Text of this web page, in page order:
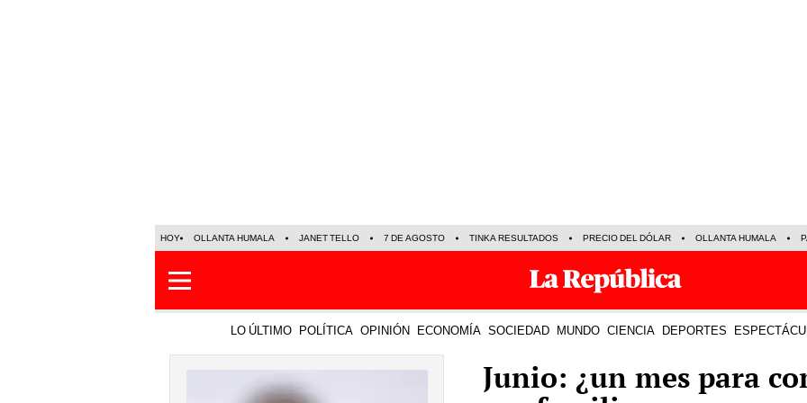
HOY OLLANTA HUMALA JANET TELLO 7 DE AGOSTO TINKA RESULTADOS PRECIO DEL DÓLAR OLLANTA HUMALA
LO ÚLTIMO POLÍTICA OPINIÓN ECONOMÍA SOCIEDAD MUNDO CIENCIA DEPORTES
Junio: ¿un mes para